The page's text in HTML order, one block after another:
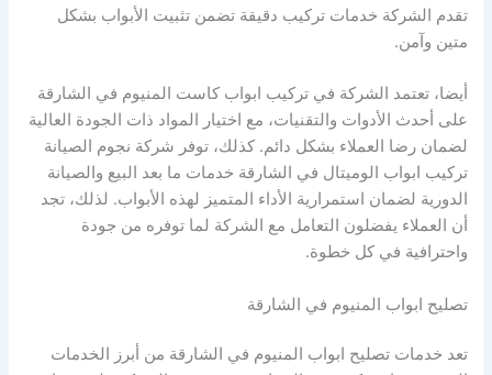
تقدم الشركة خدمات تركيب دقيقة تضمن تثبيت الأبواب بشكل
متين وآمن.
أيضا، تعتمد الشركة في تركيب ابواب كاست المنيوم في الشارقة
على أحدث الأدوات والتقنيات، مع اختيار المواد ذات الجودة العالية
لضمان رضا العملاء بشكل دائم. كذلك، توفر شركة نجوم الصيانة
تركيب ابواب الوميتال في الشارقة خدمات ما بعد البيع والصيانة
الدورية لضمان استمرارية الأداء المتميز لهذه الأبواب. لذلك، تجد
أن العملاء يفضلون التعامل مع الشركة لما توفره من جودة
واحترافية في كل خطوة.
تصليح ابواب المنيوم في الشارقة
تعد خدمات تصليح ابواب المنيوم في الشارقة من أبرز الخدمات